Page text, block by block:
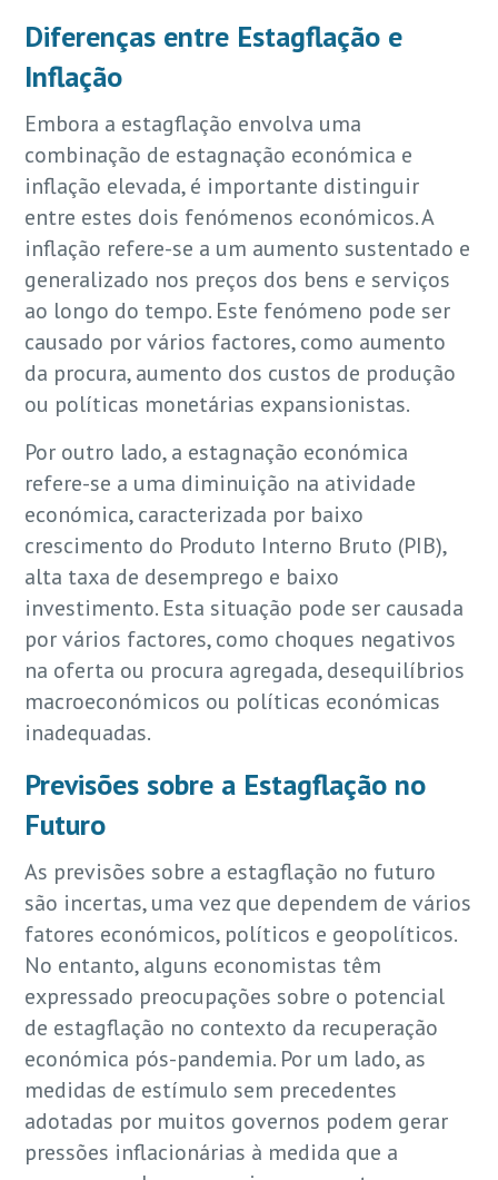
Diferenças entre Estagflação e
Inflação
Embora a estagflação envolva uma
combinação de estagnação económica e
inflação elevada, é importante distinguir
entre estes dois fenómenos económicos. A
inflação refere-se a um aumento sustentado e
generalizado nos preços dos bens e serviços
ao longo do tempo. Este fenómeno pode ser
causado por vários factores, como aumento
da procura, aumento dos custos de produção
ou políticas monetárias expansionistas.
Por outro lado, a estagnação económica
refere-se a uma diminuição na atividade
económica, caracterizada por baixo
crescimento do Produto Interno Bruto (PIB),
alta taxa de desemprego e baixo
investimento. Esta situação pode ser causada
por vários factores, como choques negativos
na oferta ou procura agregada, desequilíbrios
macroeconómicos ou políticas económicas
inadequadas.
Previsões sobre a Estagflação no
Futuro
As previsões sobre a estagflação no futuro
são incertas, uma vez que dependem de vários
fatores económicos, políticos e geopolíticos.
No entanto, alguns economistas têm
expressado preocupações sobre o potencial
de estagflação no contexto da recuperação
económica pós-pandemia. Por um lado, as
medidas de estímulo sem precedentes
adotadas por muitos governos podem gerar
pressões inflacionárias à medida que a